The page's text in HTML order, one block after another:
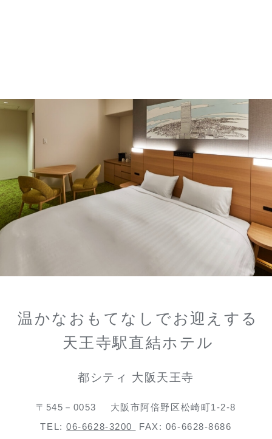
温かなおもてなしでお迎えする
天王寺駅直結ホテル
都シティ 大阪天王寺
〒545－0053
大阪市阿倍野区松崎町1-2-8
TEL:06-6628-3200 FAX: 06-6628-8686